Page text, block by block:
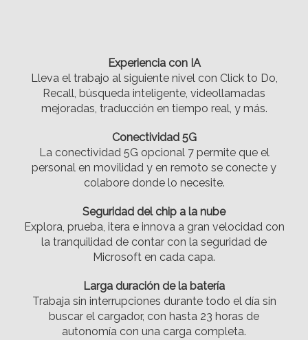
Experiencia con IA
Lleva el trabajo al siguiente nivel con Click to Do,
Recall, búsqueda inteligente, videollamadas
mejoradas, traducción en tiempo real, y más.
Conectividad 5G
La conectividad 5G opcional 7 permite que el
personal en movilidad y en remoto se conecte y
colabore donde lo necesite.
Seguridad del chip a la nube
Explora, prueba, itera e innova a gran velocidad con
la tranquilidad de contar con la seguridad de
Microsoft en cada capa.
Larga duración de la batería
Trabaja sin interrupciones durante todo el día sin
buscar el cargador, con hasta 23 horas de
autonomía con una carga completa.